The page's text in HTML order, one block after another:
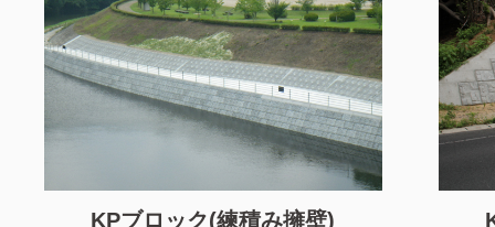
KPブロック(練積み擁壁)